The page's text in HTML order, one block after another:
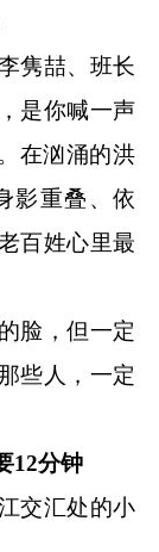
隽喆、班长
是你喊一声
在汹涌的洪
影重叠、依
百姓心里最
脸，但一定
些人，一定
12分钟
交汇处的小